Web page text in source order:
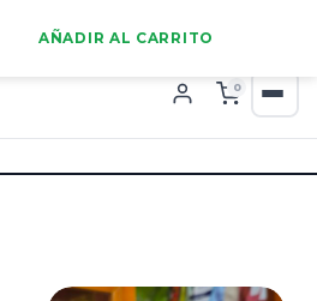
0
AÑADIR AL CARRITO